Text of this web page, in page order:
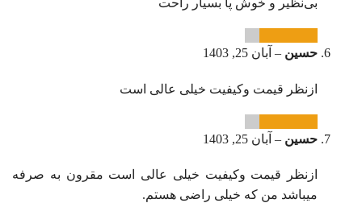
حسین – آبان 25, 1403
ازنظر قیمت وکیفیت خیلی عالی است
حسین – آبان 25, 1403
ازنظر قیمت وکیفیت خیلی عالی است مقرون به صرفه
میباشد من که خیلی راضی هستم.